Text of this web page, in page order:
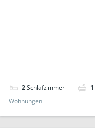
2Schlafzimmer 1
Wohnungen